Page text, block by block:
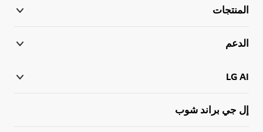
المنتجات
الدعم
LG AI
إل جي براند شوب